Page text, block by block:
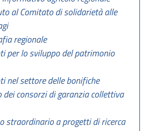
al Comitato di solidarietà alle
regionale
per lo sviluppo del patrimonio
nel settore delle bonifiche
dei consorzi di garanzia collettiva
straordinario a progetti di ricerca